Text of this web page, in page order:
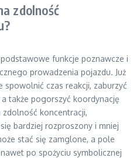
zdolność
funkcje poznawcze i
prowadzenia pojazdu. Już
czas reakcji, zaburzyć
także pogorszyć koordynację
zdolność koncentracji,
bardziej rozproszony i mniej
stać się zamglone, a pole
po spożyciu symbolicznej